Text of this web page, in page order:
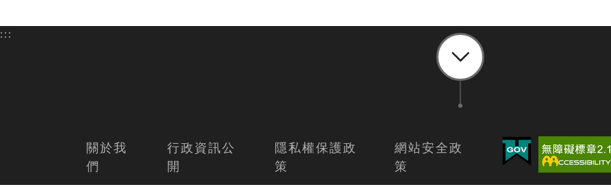
:::
關於我
們
行政資訊公
開
隱私權保護政
策
網站安全政
策